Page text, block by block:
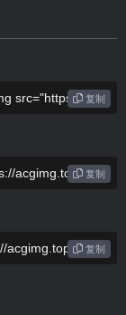
复制
复制
复制